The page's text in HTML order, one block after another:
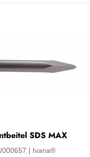
SDS MAX
000657
Ivana®